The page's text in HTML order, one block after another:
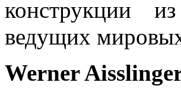
конструкции
ведущих
Werner